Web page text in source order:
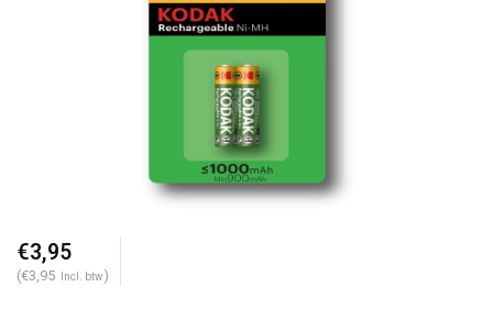
€3,95
(€3,95 Incl. btw)